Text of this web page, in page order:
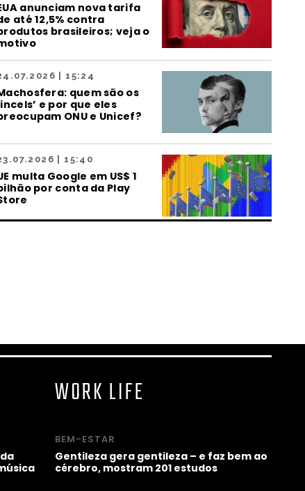
anunciam nova tarifa
até 12,5% contra
brasileiros; veja o
| 15:24
quem são os
e por que eles
ONU e Unicef?
| 15:40
multa Google em US$ 1
por conta da Play
Festival reúne arte,
e futuros do Sul
e Unicef lançam guia para
pais
WORK LIFE
BEM-ESTAR
Gentileza gera gentileza – e faz bem ao
cérebro, mostram 201 estudos